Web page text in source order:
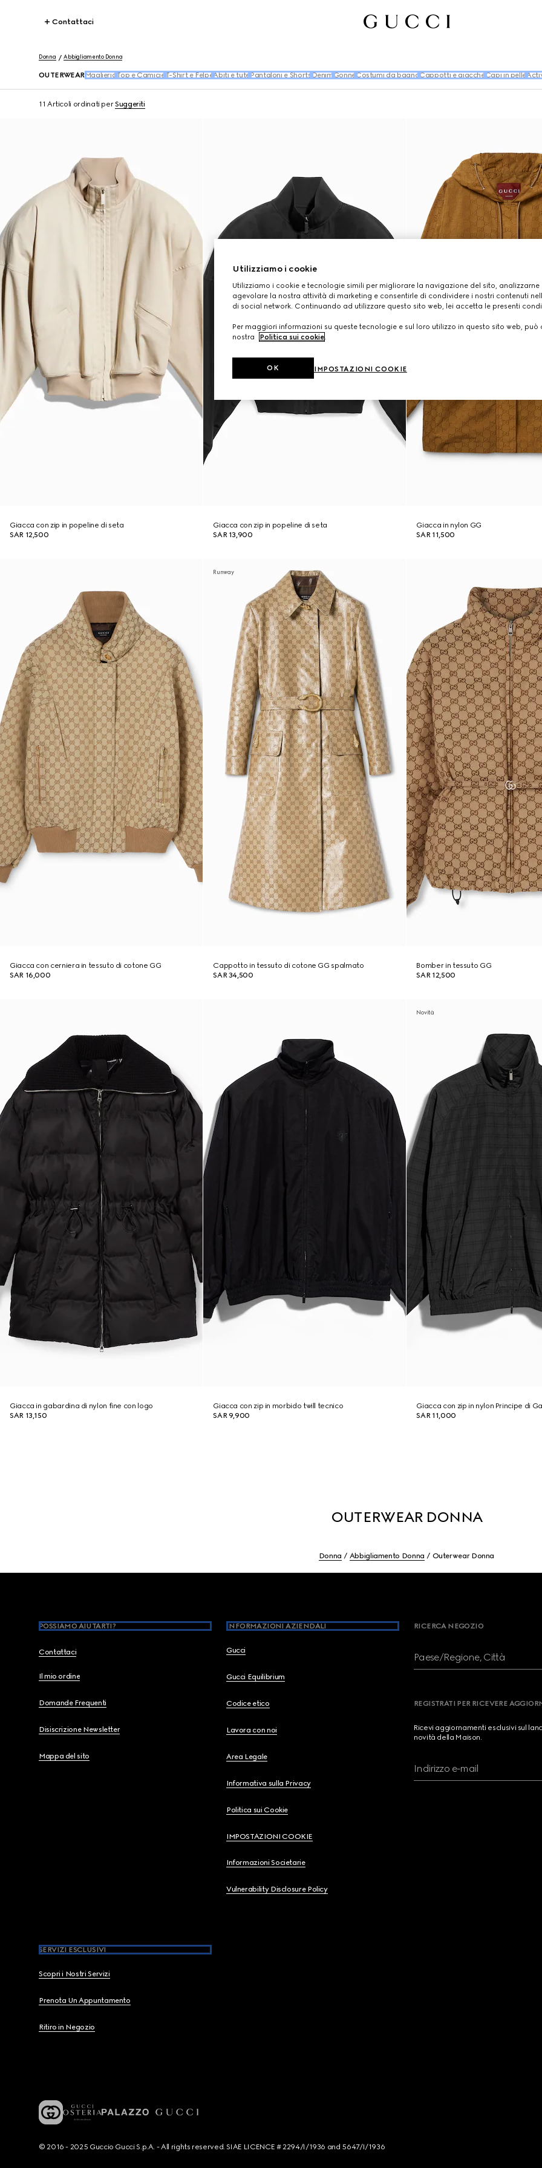
Contattaci
Donna Abbigliamento Donna
OUTERWEARMaglieria Top e Camicie T-Shirt e FelpeAbiti e tute Pantaloni e Shorts Denim Gonne Costumi da bagno Cappotti e giacche Capi in pelle
11 Articoli ordinati perSuggeriti
Giacca con zip in popeline di seta
SAR 12,500
Giacca con zip in popeline di seta
SAR 13,900
Giacca in nylon GG
SAR 11,500
Giacca con cerniera in tessuto di cotone GG
SAR 16,000
Runway
Cappotto in tessuto di cotone GG spalmato
SAR 34,500
Bomber in tessuto GG
SAR 12,500
Giacca in gabardina di nylon fine con logo
SAR 13,150
Giacca con zip in morbido twill tecnico
SAR 9,900
Novità
Giacca con zip in nylon Principe di
SAR 11,000
OUTERWEAR DONNA
Donna Abbigliamento Donna Outerwear Donna
POSSIAMO AIUTARTI?
Contattaci
Il mio ordine
Domande Frequenti
Disiscrizione Newsletter
Mappa del sito
INFORMAZIONI AZIENDALI
Gucci
Gucci Equilibrium
Codice etico
Lavora con noi
Area Legale
Informativa sulla Privacy
Politica sui Cookie
IMPOSTAZIONI COOKIE
Informazioni Societarie
Vulnerability Disclosure Policy
SERVIZI ESCLUSIVI
Scopri i Nostri Servizi
Prenota Un Appuntamento
Ritiro in Negozio
RICERCA NEGOZIO
Paese/Regione, Città
REGISTRATI PER RICEVERE
Ricevi aggiornamenti esclusivi sul
novità della Maison.
Indirizzo e-mail
© 2016 - 2025 Guccio Gucci S.p.A. - All rights reserved. SIAE LICENCE # 2294/I/1936 and 5647/I/1936
Utilizziamo i cookie
Utilizziamo i cookie e tecnologie simili per migliorare la navigazione del sito, analizzarne
agevolare la nostra attività di marketing e consentirle di condividere i nostri contenuti
di social network. Continuando ad utilizzare questo sito web, lei accetta le presenti
Per maggiori informazioni su queste tecnologie e sul loro utilizzo in questo sito web, può
nostra
Politica sui cookie
IMPOSTAZIONI COOKIE
OK